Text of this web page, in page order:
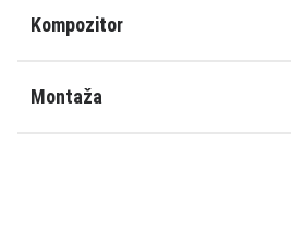
Kompozitor
Montaža